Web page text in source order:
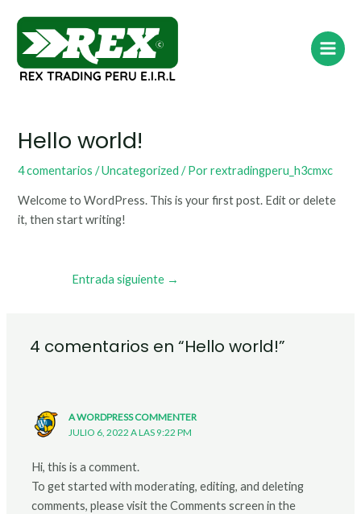
contenido
Menu
Hello world!
4 comentarios /Uncategorized / Porrextradingperu_h3cmxc
Welcome to WordPress. This is your first post. Edit or delete
it, then start writing!
de
entradas
Entrada siguiente →
4 comentarios en “Hello world!”
A WORDPRESS COMMENTER
JULIO 6, 2022 A LAS 9:22 PM
Hi, this is a comment.
To get started with moderating, editing, and deleting
comments, please visit the Comments screen in the